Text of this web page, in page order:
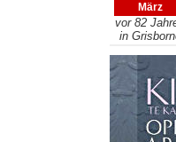
März
vor 82
in